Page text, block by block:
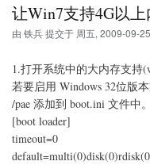
让Win7支持4G以
由 铁兵提交于 周五, 2009-09-
1.打开系统中的大内存支持
若要启用 Windows 32位版
/pae 添加到 boot.ini 文件中。
[boot loader]
timeout=0